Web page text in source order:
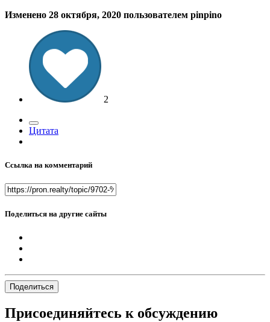
Изменено 28 октября, 2020 пользователем pinpino
2
Цитата
Ссылка на комментарий
Поделиться на другие сайты
Поделиться
Присоединяйтесь к обсуждению